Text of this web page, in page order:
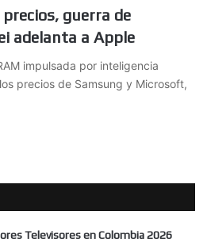
guerra de
adelanta a Apple
impulsada por inteligencia
precios de Samsung y Microsoft,
Televisores en Colombia 2026